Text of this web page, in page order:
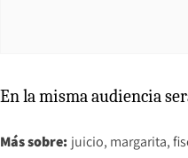
En la misma audiencia
Más sobre: juicio margarita